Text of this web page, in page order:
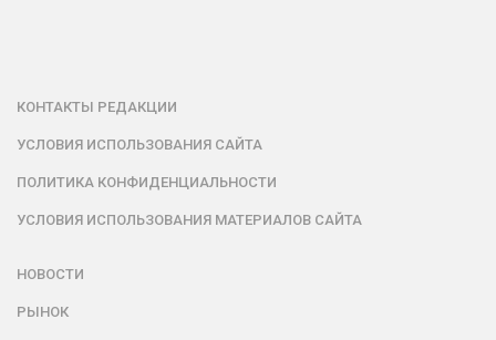
КОНТАКТЫ РЕДАКЦИИ
УСЛОВИЯ ИСПОЛЬЗОВАНИЯ САЙТА
ПОЛИТИКА КОНФИДЕНЦИАЛЬНОСТИ
УСЛОВИЯ ИСПОЛЬЗОВАНИЯ МАТЕРИАЛОВ САЙТА
НОВОСТИ
РЫНОК